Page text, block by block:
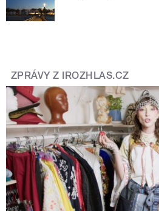
ZPRÁVY Z IROZHLAS.CZ